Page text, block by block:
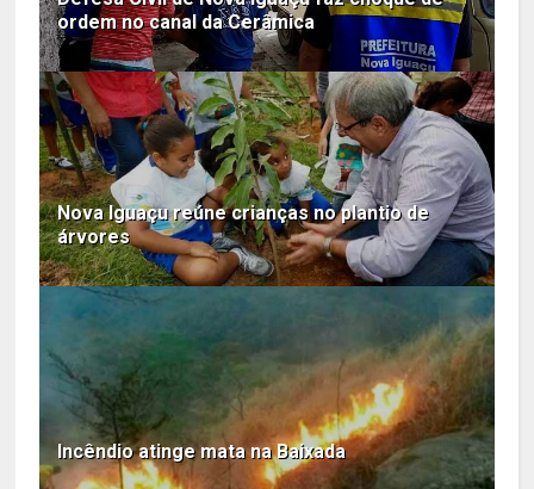
ordem no canal da Cerâmica
Nova Iguaçu reúne crianças no plantio de
árvores
Incêndio atinge mata na Baixada